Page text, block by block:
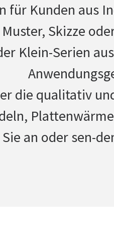
für Kunden aus
Skizze
Klein-Serien
die qualitativ
an oder sen-